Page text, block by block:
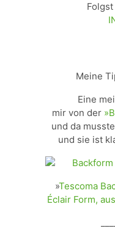
Meine
Eine
mir von der
und da
und sie ist
»Tescoma
Éclair Form,